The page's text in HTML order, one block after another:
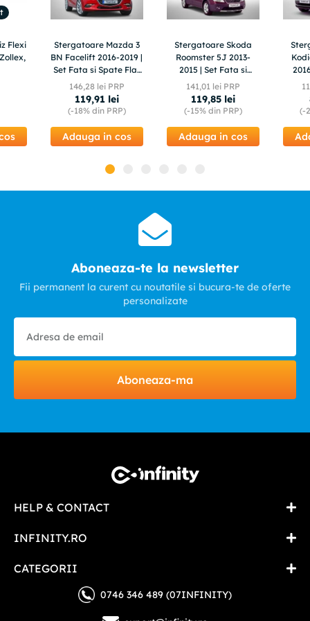
Flexi
Stergatoare Mazda 3
BN Facelift 2016-2019 |
Set Fata si Spate Flat
Premium – TeamCar®
146,28lei PRP
119,91 lei
(-18%din PRP)
Adauga in cos
Stergatoare Skoda
Roomster 5J 2013-
2015 | Set Fata si
Spate Flat – TeamCar®
141,01lei PRP
119,85 lei
(-15%din PRP)
Adauga in cos
Fata
(-
Aboneaza-te la newsletter
Fii permanent la curent cu noutatile si bucura-te de oferte
personalizate
Aboneaza-ma
HELP & CONTACT
INFINITY.RO
CATEGORII
0746 346 489 (07INFINITY)